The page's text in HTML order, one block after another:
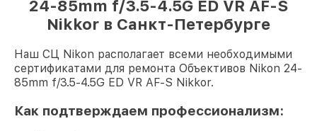
24-85mm f/3.5-4.5G ED VR AF-S
Nikkor в Санкт-Петербурге
Наш СЦ Nikon располагает всеми необходимыми
сертификатами для ремонта Объективов Nikon 24-
85mm f/3.5-4.5G ED VR AF-S Nikkor.
Как подтверждаем профессионализм: